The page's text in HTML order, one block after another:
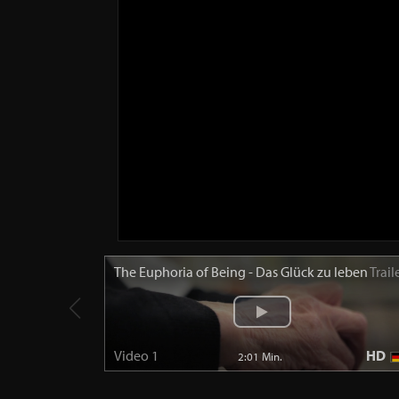
The Euphoria of Being - Das Glück zu leben
Video 1 2:01 Min. HD